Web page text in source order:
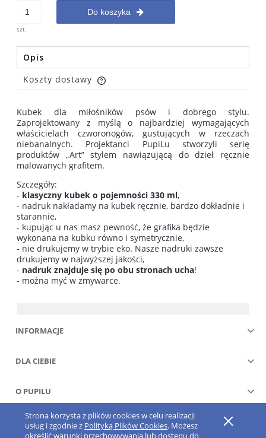
Strona korzysta z plików cookies w celu realizacji
usług i zgodnie z Polityką Plików Cookies. Możesz
określić warunki przechowywania lub dostępu do
szt.
Do koszyka
Opis
Koszty dostawy
Cena nie zawiera ewentualnych kosztów płatności
Kubek dla miłośników psów i dobrego stylu.
Zaprojektowany z myślą o najbardziej wymagających
właścicielach czworonogów, gustujących w rzeczach
niebanalnych. Projektanci PupiLu stworzyli serię
produktów „Art” stylem nawiązującą do dzieł ręcznie
malowanych grafitem.
Szczegóły:
- klasyczny kubek o pojemności 330 ml,
- nadruk nakładamy na kubek ręcznie, bardzo dokładnie i
starannie,
- kupując u nas masz pewność, że grafika będzie
wykonana na kubku równo i symetrycznie,
- nie drukujemy w trybie eko. Nasze nadruki zawsze
drukujemy w najwyższej jakości,
- nadruk znajduje się po obu stronach ucha!
- można myć w zmywarce.
INFORMACJE
DLA CIEBIE
O PUPILU
Pokaż pełną wersję strony